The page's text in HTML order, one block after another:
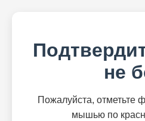
не
Пожалуйста, отметьте
мышью по